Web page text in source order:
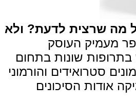
מה שרצית לדעת? ולא
מעמיק העוסק
שונות בתחום
סטרואידים והורמוני
אודות הסיכונים